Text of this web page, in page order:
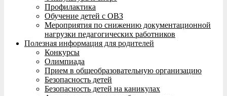
Профилактика
Обучение детей с ОВЗ
Мероприятия по снижению документационной
нагрузки педагогических работников
Полезная информация для родителей
Конкурсы
Олимпиада
Прием в общеобразовательную организацию
Безопасность детей
Безопасность детей на каникулах